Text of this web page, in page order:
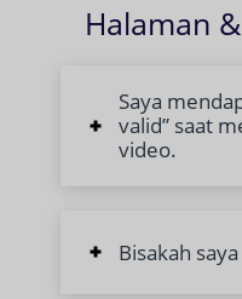
Halaman
Saya
valid” saat
video.
Bisakah